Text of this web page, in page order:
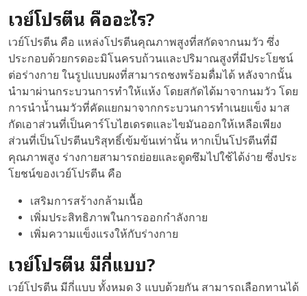
เวย์โปรตีน คืออะไร?
เวย์โปรตีน คือ แหล่งโปรตีนคุณภาพสูงที่สกัดจากนมวัว ซึ่ง
ประกอบด้วยกรดอะมิโนครบถ้วนและปริมาณสูงที่มีประโยชน์
ต่อร่างกาย ในรูปแบบผงที่สามารถชงพร้อมดื่มได้ หลังจากนั้น
นำมาผ่านกระบวนการทำให้แห้ง โดยสกัดได้มาจากนมวัว โดย
การนำน้ำนมวัวที่คัดแยกมาจากกระบวนการทำเนยแข็ง มาส
กัดเอาส่วนที่เป็นคาร์โบไฮเดรตและไขมันออกให้เหลือเพียง
ส่วนที่เป็นโปรตีนบริสุทธิ์เข้มข้นเท่านั้น หากเป็นโปรตีนที่มี
คุณภาพสูง ร่างกายสามารถย่อยและดูดซึมไปใช้ได้ง่าย ซึ่งประ
โยชน์ของเวย์โปรตีน คือ
เสริมการสร้างกล้ามเนื้อ
เพิ่มประสิทธิภาพในการออกกำลังกาย
เพิ่มความแข็งแรงให้กับร่างกาย
เวย์โปรตีน มีกี่แบบ?
เวย์โปรตีน มีกี่แบบ ทั้งหมด 3 แบบด้วยกัน สามารถเลือกทานได้